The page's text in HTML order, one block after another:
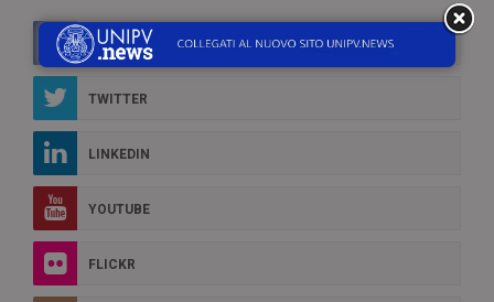
FACEBOOK
TWITTER
LINKEDIN
YOUTUBE
FLICKR